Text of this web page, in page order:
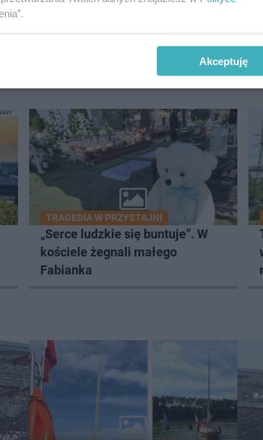
TRAGEDIA W PRZYSTAJNI
„Serce ludzkie się buntuje”. W
kościele żegnali małego
Fabianka
Akceptuję